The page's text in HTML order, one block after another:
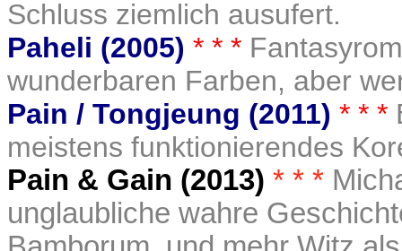
Schluss ziemlich ausufert.
Paheli (2005) * * *
wunderbaren Farben, aber
Pain / Tongjeung (2011) * * *
meistens funktionierendes
Pain & Gain (2013) * * *
unglaubliche wahre